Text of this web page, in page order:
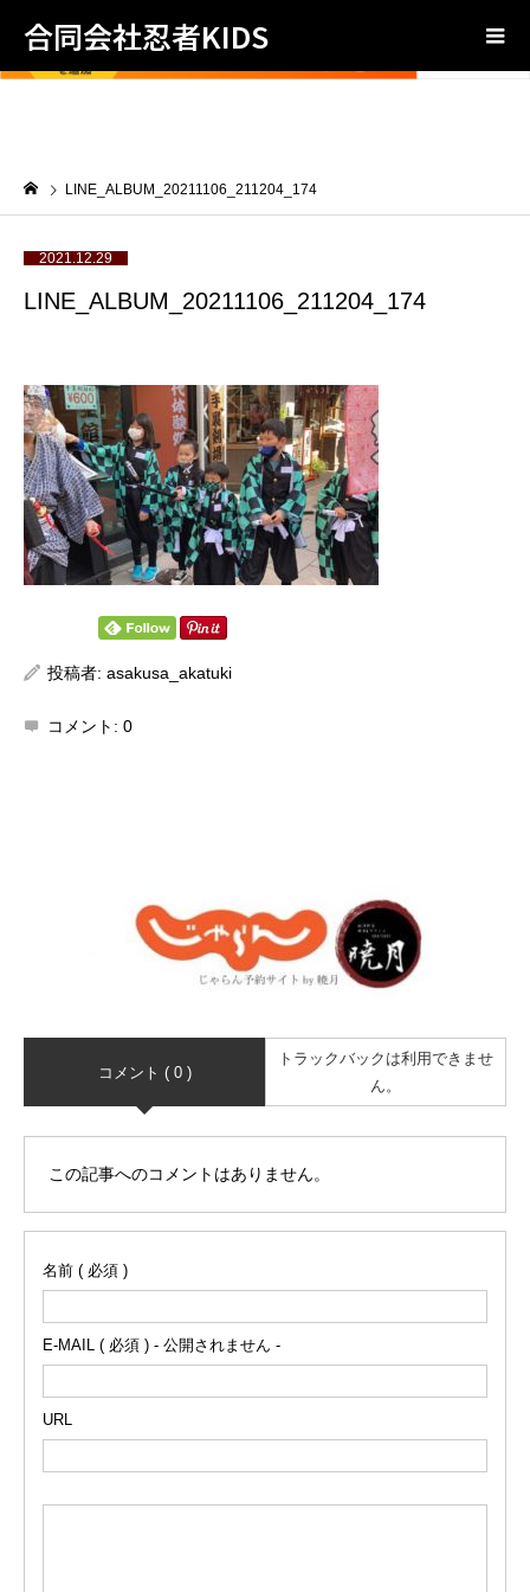
合同会社忍者KIDS
LINE_ALBUM_20211106_211204_174
2021.12.29
LINE_ALBUM_20211106_211204_174
投稿者: asakusa_akatuki
コメント: 0
コメント ( 0 )
トラックバックは利用できませ
ん。
この記事へのコメントはありません。
名前 ( 必須 )
E-MAIL ( 必須 ) - 公開されません -
URL